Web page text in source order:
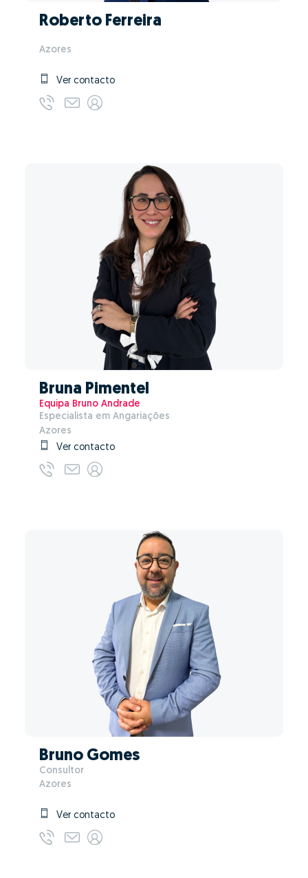
Roberto Ferreira
Azores
Ver contacto
Bruna Pimentel
Equipa Bruno Andrade
Especialista em Angariações
Azores
Ver contacto
Bruno Gomes
Consultor
Azores
Ver contacto